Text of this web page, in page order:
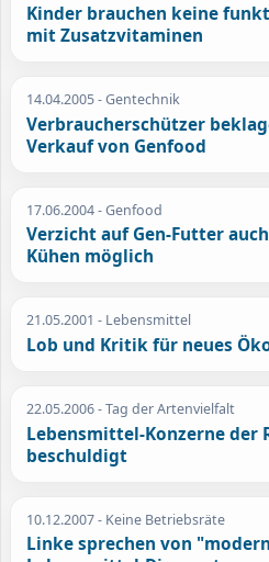
Kinder brauchen keine
mit Zusatzvitaminen
14.04.2005- Gentechnik
Verbraucherschützer
Verkauf von Genfood
17.06.2004- Genfood
Verzicht auf Gen-Futter
Kühen möglich
21.05.2001 - Lebensmittel
Lob und Kritik für neues
22.05.2006- Tag der Artenvielfalt
Lebensmittel-Konzerne der
beschuldigt
10.12.2007- Keine Betriebsräte
Linke sprechen von